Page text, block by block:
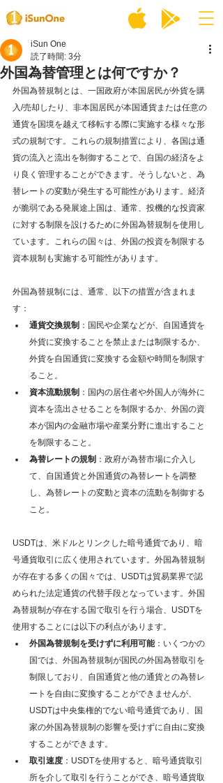
外国為替管理とは何ですか？
iSun One
読了時間: 3分
外国為替規制とは、一国政府が本国居民が外貨を購
入/売却したり、非本国居民が本国通貨または任意の
通貨を国境を越えて移転する際に実施する様々な形
式の規制です。これらの規制措置により、各国は通
貨の流入と流出を制御することで、自国の経済をよ
り良く管理することができます。そうしないと、為
替レートの変動が発生する可能性があります。経済
が脆弱である発展途上国は、通常、投機的な投資家
に対する制限を設けるために外国為替規制を使用し
ています。これらの国々は、外国の投資を制限する
資本規制も実施する可能性があります。
外国為替規制には、通常、以下の措置が含まれま
す：
通貨交換規制 ：国民や企業などが、自国通貨を
外貨に変換することを禁止または制限するか、
外貨を自国通貨に変換する金額や時間を制限す
ること。
資本流動規制 ：国内の居住者や外国人が海外に
資本を流出させることを制限するか、外国の資
本が国内の金融市場や産業分野に進出すること
を制限すること。
為替レートの規制 ：政府が為替市場に介入し
て、自国通貨と外国通貨の為替レートを調整
し、為替レートの変動と資本の流動を制御する
こと。
USDTは、米ドルとリンクした暗号通貨であり、暗
号通貨取引に広く使用されています。外国為替規制
が存在する多くの国々では、USDTは貿易業界で認
められた法定通貨の代替手段となっています。外国
為替規制が存在する国で取引を行う場合、USDTを
使用することには以下の利点があります。
外国為替規制を受けずに利用可能：いくつかの
国では、外国為替規制が国民の外国為替取引を
制限しており、自国通貨と他の通貨との為替レ
ートを自由に変換することができませんが、
USDTは中央集権的でない暗号通貨であり、国
家の外国為替規制の影響を受けずに自由に変換
することができます。
取引速度 ：USDTを使用すると、暗号通貨取引
所を介して取引を行うことができ、暗号通貨取